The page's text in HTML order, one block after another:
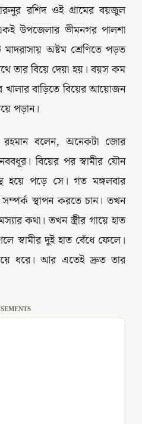
রশিদ ওই গ্রামের বয়জুল
উপজেলার ভীমনগর পালশা
মাদরাসায় অষ্টম শ্রেণিতে পড়ত
তার বিয়ে দেয়া হয়। বয়স কম
খালার বাড়িতে বিয়ের আয়োজন
পড়ান।
রহমান বলেন, অনেকটা জোর
বিয়ের পর স্বামীর যৌন
হয়ে পড়ে সে। গত মঙ্গলবার
সম্পর্ক স্থাপন করতে চান। তখন
কথা। তখন স্ত্রীর গায়ে হাত
স্বামীর দুই হাত বেঁধে ফেলে।
ধরে। আর এতেই দ্রুত তার